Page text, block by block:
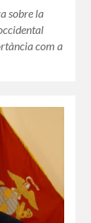
sobre la
com a